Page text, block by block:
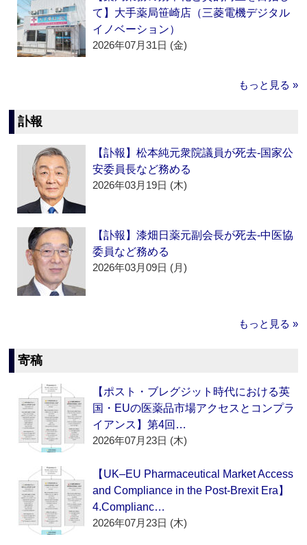
て】大手薬局笹崎店（三菱電機デジタル
イノベーション）
2026年07月31日 (金)
もっと見る »
訃報
【訃報】松本純元衆院議員が死去‐国家公
安委員長など務める
2026年03月19日 (木)
【訃報】漆畑日薬元副会長が死去‐中医協
委員など務める
2026年03月09日 (月)
もっと見る »
寄稿
【ポスト・ブレグジット時代における英
国・EUの医薬品市場アクセスとコンプラ
イアンス】第4回…
2026年07月23日 (木)
【UK–EU Pharmaceutical Market Access
and Compliance in the Post-Brexit Era】
4.Complianc…
2026年07月23日 (木)